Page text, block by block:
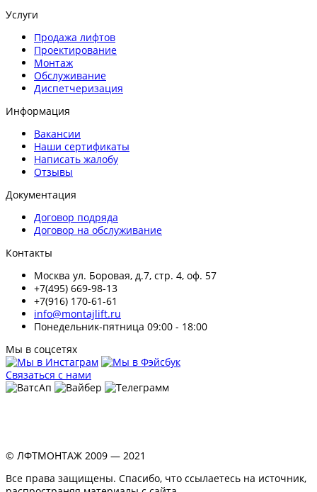
Услуги
Продажа лифтов
Проектирование
Монтаж
Обслуживание
Диспетчеризация
Информация
Вакансии
Наши сертификаты
Написать жалобу
Отзывы
Документация
Договор подряда
Договор на обслуживание
Контакты
Москва ул. Боровая, д.7, стр. 4, оф. 57
+7(495) 669-98-13
+7(916) 170-61-61
info@montajlift.ru
Понедельник-пятница 09:00 - 18:00
Мы в соцсетях
Связаться с нами
© ЛФТМОНТАЖ 2009 — 2021
Все права защищены. Спасибо, что ссылаетесь на источник,